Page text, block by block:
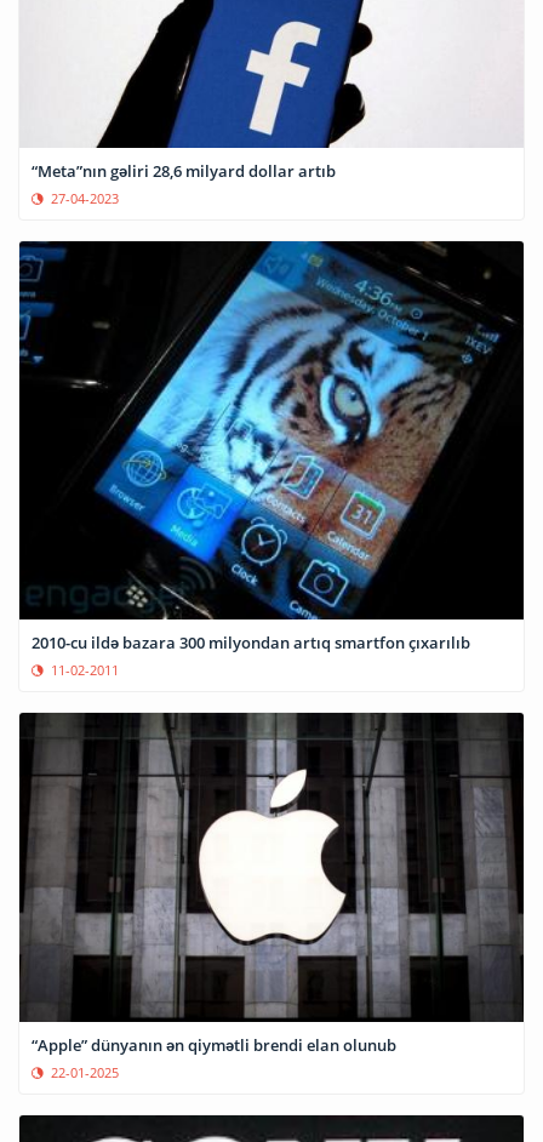
“Meta”nın gəliri 28,6 milyard dollar artıb
27-04-2023
2010-cu ildə bazara 300 milyondan artıq smartfon çıxarılıb
11-02-2011
“Apple” dünyanın ən qiymətli brendi elan olunub
22-01-2025